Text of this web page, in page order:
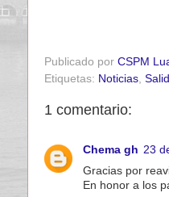
Publicado por CSPM
Etiquetas: Noticias,
1 comentario:
Chema gh 23
Gracias por
En honor a los